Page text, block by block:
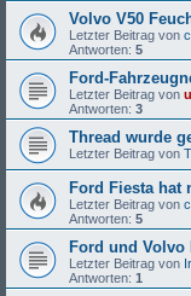
Volvo V50
Letzter Beitrag von
Antworten: 5
Ford-
Letzter Beitrag von
Antworten: 3
Thread wurde
Letzter Beitrag von
Ford Fiesta hat
Letzter Beitrag von
Antworten: 5
Ford und Volvo
Letzter Beitrag von
Antworten: 1